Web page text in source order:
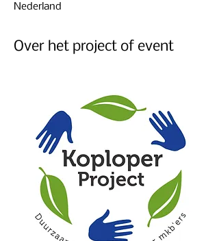
Nederland
Over het project of event